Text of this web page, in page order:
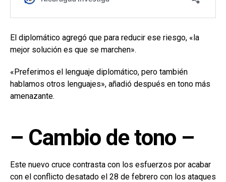
El diplomático agregó que para reducir ese riesgo, «la
mejor solución es que se marchen».
«Preferimos el lenguaje diplomático, pero también
hablamos otros lenguajes», añadió después en tono más
amenazante.
– Cambio de tono –
Este nuevo cruce contrasta con los esfuerzos por acabar
con el conflicto desatado el 28 de febrero con los ataques